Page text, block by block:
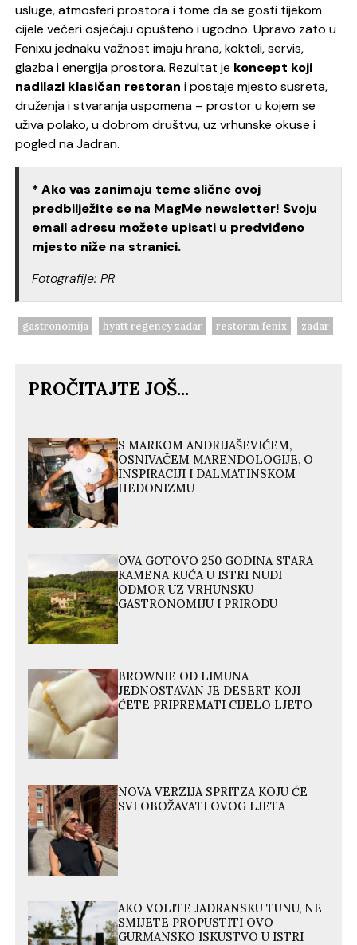
usluge, atmosferi prostora i tome da se gosti tijekom
cijele večeri osjećaju opušteno i ugodno. Upravo zato u
Fenixu jednaku važnost imaju hrana, kokteli, servis,
glazba i energija prostora. Rezultat je koncept koji
nadilazi klasičan restoran i postaje mjesto susreta,
druženja i stvaranja uspomena – prostor u kojem se
uživa polako, u dobrom društvu, uz vrhunske okuse i
pogled na Jadran.
* Ako vas zanimaju teme slične ovoj
predbilježite se na MagMe newsletter! Svoju
email adresu možete upisati u predviđeno
mjesto niže na stranici.
Fotografije: PR
gastronomija hyatt regency zadar restoran fenix zadar
PROČITAJTE JOŠ...
S MARKOM ANDRIJAŠEVIĆEM,
OSNIVAČEM MARENDOLOGIJE, O
INSPIRACIJI I DALMATINSKOM
HEDONIZMU
OVA GOTOVO 250 GODINA STARA
KAMENA KUĆA U ISTRI NUDI
ODMOR UZ VRHUNSKU
GASTRONOMIJU I PRIRODU
BROWNIE OD LIMUNA
JEDNOSTAVAN JE DESERT KOJI
ĆETE PRIPREMATI CIJELO LJETO
NOVA VERZIJA SPRITZA KOJU ĆE
SVI OBOŽAVATI OVOG LJETA
AKO VOLITE JADRANSKU TUNU, NE
SMIJETE PROPUSTITI OVO
GURMANSKO ISKUSTVO U ISTRI